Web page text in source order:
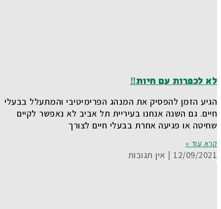
לא לכפרות עם חיות‼️
הגיע הזמן להפסיק את המנהג הפרימיטיבי והמתעלל בבעלי
חיים. גם השנה אנחנו בעיריית תל אביב לא נאפשר לקיים
שחיטה או פגיעה אחרת בבעלי חיים לצורך
קרא עוד »
12/09/2021 אין תגובות